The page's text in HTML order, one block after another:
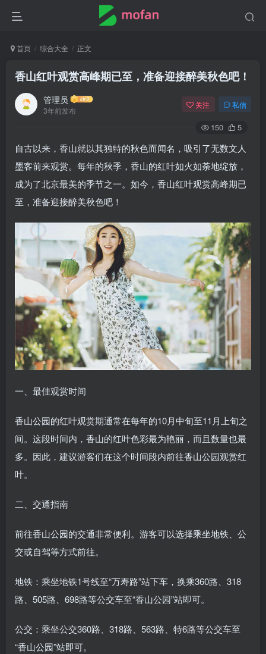
首页 综合大全 正文
香山红叶观赏高峰期已至，准备迎接醉美秋色吧！
管理员
3年前发布
关注 私信
150 5
自古以来，香山就以其独特的秋色而闻名，吸引了无数文人
墨客前来观赏。每年的秋季，香山的红叶如火如荼地绽放，
成为了北京最美的季节之一。如今，香山红叶观赏高峰期已
至，准备迎接醉美秋色吧！
一、最佳观赏时间
香山公园的红叶观赏期通常在每年的10月中旬至11月上旬之
间。这段时间内，香山的红叶色彩最为艳丽，而且数量也最
多。因此，建议游客们在这个时间段内前往香山公园观赏红
叶。
二、交通指南
前往香山公园的交通非常便利。游客可以选择乘坐地铁、公
交或自驾等方式前往。
地铁：乘坐地铁1号线至“万寿路”站下车，换乘360路、318
路、505路、698路等公交车至“香山公园”站即可。
公交：乘坐公交360路、318路、563路、特6路等公交车至
“香山公园”站即可。